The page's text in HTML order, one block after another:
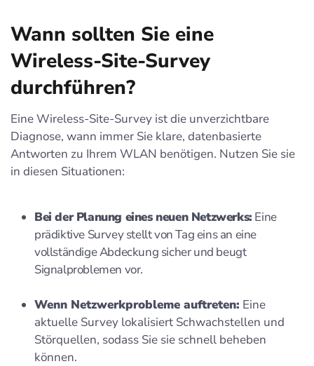
Wann sollten Sie eine
Wireless-Site-Survey
durchführen?
Eine Wireless-Site-Survey ist die unverzichtbare
Diagnose, wann immer Sie klare, datenbasierte
Antworten zu Ihrem WLAN benötigen. Nutzen Sie sie
in diesen Situationen:
Bei der Planung eines neuen Netzwerks: Eine
prädiktive Survey stellt von Tag eins an eine
vollständige Abdeckung sicher und beugt
Signalproblemen vor.
Wenn Netzwerkprobleme auftreten: Eine
aktuelle Survey lokalisiert Schwachstellen und
Störquellen, sodass Sie sie schnell beheben
können.